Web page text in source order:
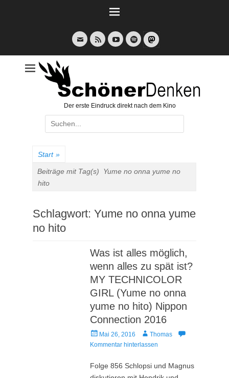
E-
Mail
Feed YouTubeSpotify
Der erste Eindruck direkt nach dem Kino
Suche
nach:
Start »
Beiträge mit Tag(s) Yume no onna yume no
hito
Schlagwort: Yume no onna yume
no hito
Was ist alles möglich,
wenn alles zu spät ist?
MY TECHNICOLOR
GIRL (Yume no onna
yume no hito) Nippon
Connection 2016
Veröffentlicht
am
Mai 26, 2016 AutorThomas
Kommentar hinterlassen
Folge 856 Schlopsi und Magnus